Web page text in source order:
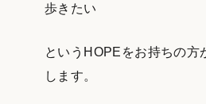
歩きたい
というHOPEをお持ちの方
します。